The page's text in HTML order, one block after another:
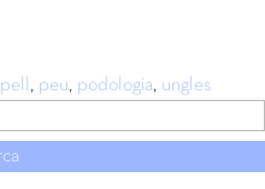
pell , peu, podologia, ungles